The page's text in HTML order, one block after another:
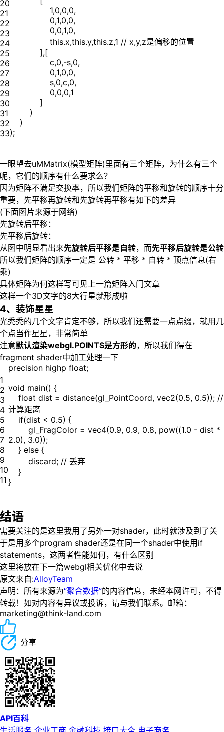
20
21
22
23
24
25
26
27
28
29
30
31
32
33
1,0,0,0,
0,1,0,0,
0,0,1,0,
this.x,this.y,this.z,1 // x,y,z是偏移的位置
],[
c,0,-s,0,
0,1,0,0,
s,0,c,0,
0,0,0,1
]
)
)
);
一眼望去uMMatrix(模型矩阵)里面有三个矩阵，为什么有三个
呢，它们的顺序有什么要求么？
因为矩阵不满足交换率，所以我们矩阵的平移和旋转的顺序十分
重要，先平移再旋转和先旋转再平移有如下的差异
(下面图片来源于网络)
先旋转后平移：
先平移后旋转：
从图中明显看出来先旋转后平移是自转，而先平移后旋转是公转
所以我们矩阵的顺序一定是 公转 * 平移 * 自转 * 顶点信息(右
乘)
具体矩阵为何这样写可见上一篇矩阵入门文章
这样一个3D文字的8大行星就形成啦
4、装饰星星
光秃秃的几个文字肯定不够，所以我们还需要一点点缀，就用几
个点当作星星，非常简单
注意默认渲染webgl.POINTS是方形的，所以我们得在
fragment shader中加工处理一下
1
2
3
4
5
6
7
8
9
10
11
precision highp float;
void main() {
float dist = distance(gl_PointCoord, vec2(0.5, 0.5)); //
计算距离
if(dist < 0.5) {
gl_FragColor = vec4(0.9, 0.9, 0.8, pow((1.0 - dist *
2.0), 3.0));
} else {
discard; // 丢弃
}
}
结语
需要关注的是这里我用了另外一对shader，此时就涉及到了关
于是用多个program shader还是在同一个shader中使用if
statements，这两者性能如何，有什么区别
这里将放在下一篇webgl相关优化中去说
原文来自:AlloyTeam
声明：所有来源为“聚合数据”的内容信息，未经本网许可，不得
转载！如对内容有异议或投诉，请与我们联系。邮箱：
marketing@think-land.com
分享
API百科
生活服务 企业工商 金融科技 接口大全 电子商务